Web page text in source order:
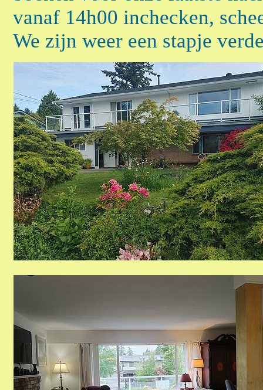
vanaf 14h00 inchecken,
We zijn weer een stapje